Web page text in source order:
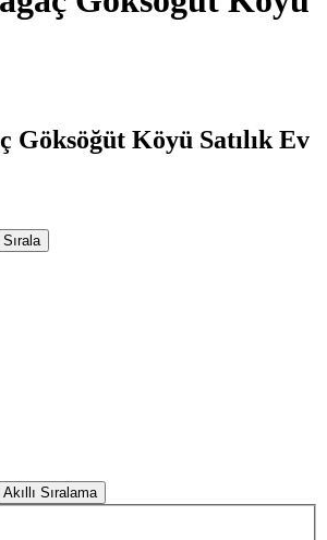
Göksöğüt Köyü Satılık Ev
Sırala
Akıllı Sıralama